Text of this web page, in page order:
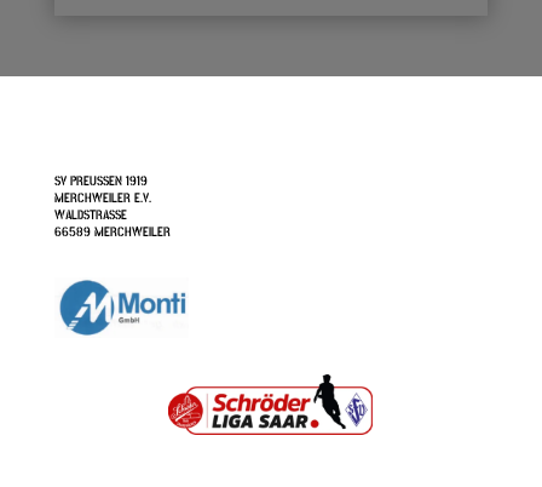
SV PREUSSEN 1919
MERCHWEILER E.V.
WALDSTRASSE
66589 MERCHWEILER